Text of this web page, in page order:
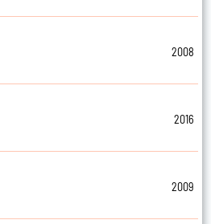
2008
2016
2009